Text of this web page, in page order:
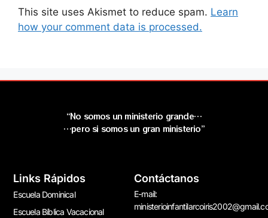
This site uses Akismet to reduce spam. Learn
how your comment data is processed.
“No somos un ministerio grande…
…pero si somos un gran ministerio”
Links Rápidos
Escuela Dominical
Escuela Bíblica Vacacional
Contáctanos
E-mail: